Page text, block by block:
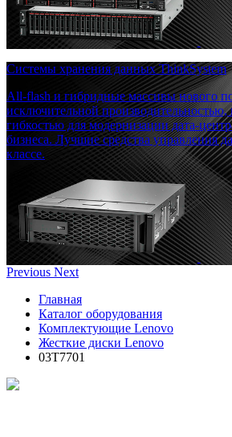
Системы хранения данных ThinkSystem
All-flash и гибридные массивы нового
исключительной
гибкостью для модернизации дата-
бизнеса. Лучшие средства управления
классе.
Previous Next
Главная
Каталог оборудования
Комплектующие Lenovo
Жесткие диски Lenovo
03T7701